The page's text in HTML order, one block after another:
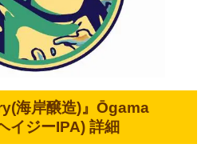
海岸醸造)』Ōgama
イジーIPA) 詳細